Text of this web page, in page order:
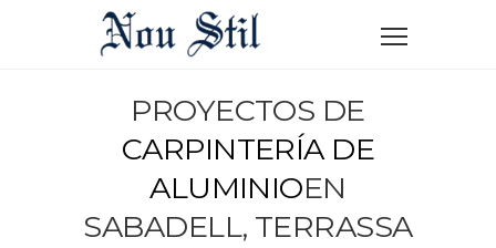
PROYECTOS DE
CARPINTERÍA DE
ALUMINIOEN
SABADELL, TERRASSA